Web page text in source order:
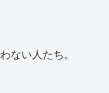
ない人たち。